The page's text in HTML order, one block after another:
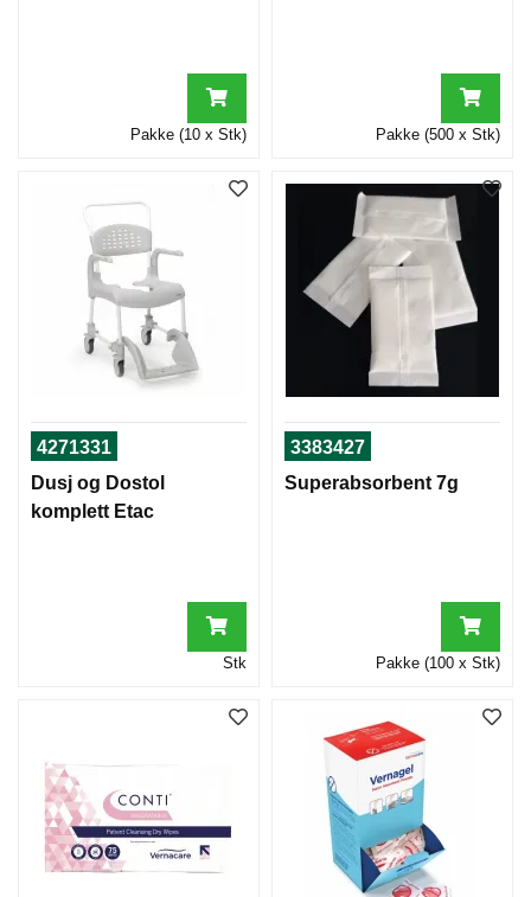
Pakke (10 x Stk) Pakke (500 x Stk)
4271331
Dusj og Dostol
komplett Etac
Stk
3383427
Superabsorbent 7g
Pakke (100 x Stk)